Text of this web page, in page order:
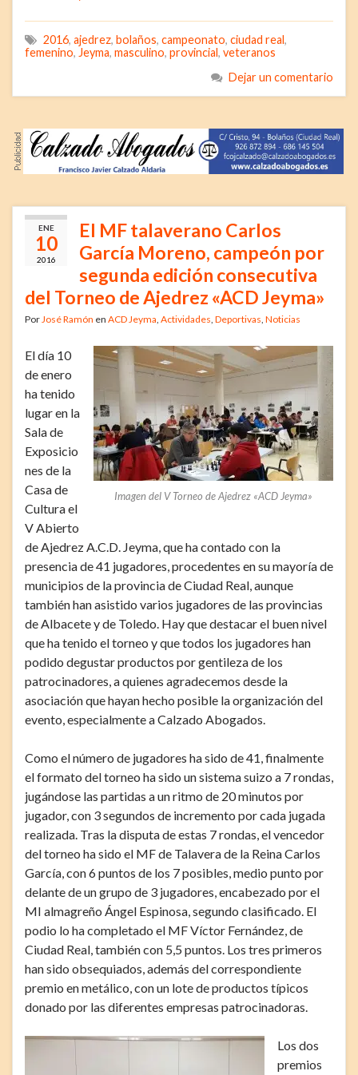
2016, ajedrez, bolaños, campeonato, ciudad real,
femenino, Jeyma, masculino, provincial, veteranos
Dejar un comentario
ENE
10
2016
El MF talaverano Carlos
García Moreno, campeón por
segunda edición consecutiva
del Torneo de Ajedrez «ACD Jeyma»
PorJosé Ramón en ACD Jeyma, Actividades, Deportivas, Noticias
Imagen del V Torneo de Ajedrez «ACD Jeyma»
El día 10
de enero
ha tenido
lugar en la
Sala de
Exposicio
nes de la
Casa de
Cultura el
V Abierto
de Ajedrez A.C.D. Jeyma, que ha contado con la
presencia de 41 jugadores, procedentes en su mayoría de
municipios de la provincia de Ciudad Real, aunque
también han asistido varios jugadores de las provincias
de Albacete y de Toledo. Hay que destacar el buen nivel
que ha tenido el torneo y que todos los jugadores han
podido degustar productos por gentileza de los
patrocinadores, a quienes agradecemos desde la
asociación que hayan hecho posible la organización del
evento, especialmente a Calzado Abogados.
Como el número de jugadores ha sido de 41, finalmente
el formato del torneo ha sido un sistema suizo a 7 rondas,
jugándose las partidas a un ritmo de 20 minutos por
jugador, con 3 segundos de incremento por cada jugada
realizada. Tras la disputa de estas 7 rondas, el vencedor
del torneo ha sido el MF de Talavera de la Reina Carlos
García, con 6 puntos de los 7 posibles, medio punto por
delante de un grupo de 3 jugadores, encabezado por el
MI almagreño Ángel Espinosa, segundo clasificado. El
podio lo ha completado el MF Víctor Fernández, de
Ciudad Real, también con 5,5 puntos. Los tres primeros
han sido obsequiados, además del correspondiente
premio en metálico, con un lote de productos típicos
donado por las diferentes empresas patrocinadoras.
Los dos
premios